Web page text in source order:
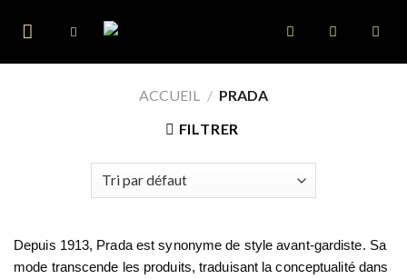
ACCUEIL / PRADA
FILTRER
Depuis 1913, Prada est synonyme de style avant-gardiste. Sa
mode transcende les produits, traduisant la conceptualité dans